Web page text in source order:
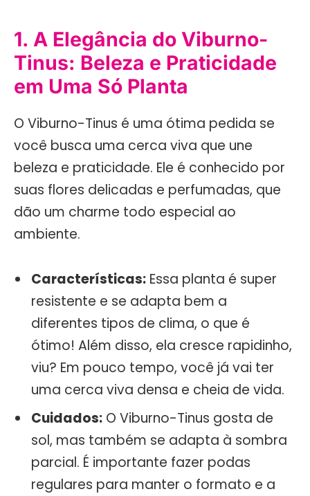
1. A Elegância do Viburno-
Tinus: Beleza e Praticidade
em Uma Só Planta
O Viburno-Tinus é uma ótima pedida se
você busca uma cerca viva que une
beleza e praticidade. Ele é conhecido por
suas flores delicadas e perfumadas, que
dão um charme todo especial ao
ambiente.
Características: Essa planta é super
resistente e se adapta bem a
diferentes tipos de clima, o que é
ótimo! Além disso, ela cresce rapidinho,
viu? Em pouco tempo, você já vai ter
uma cerca viva densa e cheia de vida.
Cuidados: O Viburno-Tinus gosta de
sol, mas também se adapta à sombra
parcial. É importante fazer podas
regulares para manter o formato e a